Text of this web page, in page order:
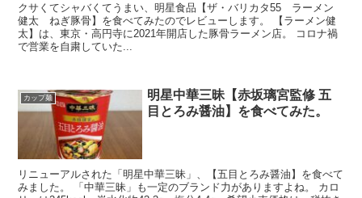
クサくてシャバくてうまい、明星食品【ザ・バリカタ55 ラーメン
健太 ねぎ豚骨】を食べてみたのでレビューします。 【ラーメン健
太】は、東京・高円寺に2021年開店した豚骨ラーメン店。 コロナ禍
で営業を自粛していた...
カップ麺
明星中華三昧【赤坂璃宮監修 五
目とろみ醤油】を食べてみた。
リニューアルされた「明星中華三昧」、【五目とろみ醤油】を食べて
みました。 「中華三昧」も一定のブランド力がありますよね。 カロ